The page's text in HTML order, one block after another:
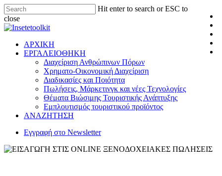
Hit enter to search or ESC to
close
ΑΡΧΙΚΗ
ΕΡΓΑΛΕΙΟΘΗΚΗ
Διαχείριση Ανθρώπινων Πόρων
Χρηματο-Οικονομική Διαχείριση
Διαδικασίες και Ποιότητα
Πωλήσεις, Μάρκετινγκ και νέες Τεχνολογίες
Θέματα Βιώσιμης Τουριστικής Ανάπτυξης
Εμπλουτισμός τουριστικού προϊόντος
ΑΝΑΖΗΤΗΣΗ
Εγγραφή στο Newsletter